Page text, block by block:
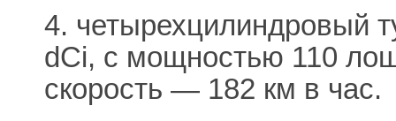
4. четырехцилиндровый
dCi, с мощностью 110
скорость — 182 км в час.